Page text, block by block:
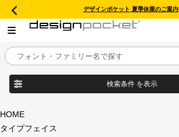
デザインポケット 夏季休業のご案内
目的別フォントガイド
特集
検索条件 を表示
HOME
タイプフェイス